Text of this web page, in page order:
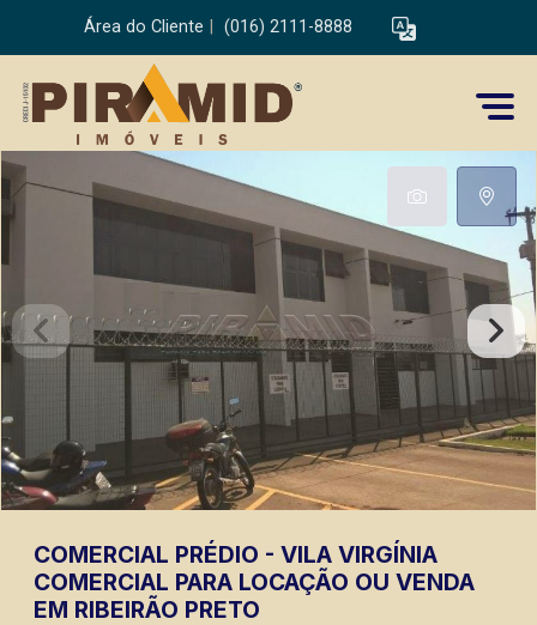
Área do Cliente (016) 2111-8888
COMERCIAL PRÉDIO - VILA VIRGÍNIA
COMERCIAL PARA LOCAÇÃO OU VENDA
EM RIBEIRÃO PRETO